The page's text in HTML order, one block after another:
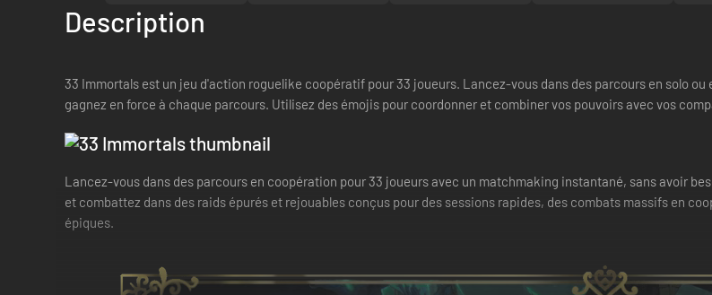
Description
33 Immortals est un jeu d'action roguelike coopératif pour 33 joueurs. Lancez-vous dans des parcours en solo
gagnez en force à chaque parcours. Utilisez des émojis pour coordonner et combiner vos pouvoirs avec vos
Lancez-vous dans des parcours en coopération pour 33 joueurs avec un matchmaking instantané, sans avoir
et combattez dans des raids épurés et rejouables conçus pour des sessions rapides, des combats massifs en
épiques.